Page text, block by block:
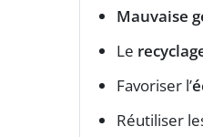
Mauvaise
Le
Favoriser l’
Réutiliser